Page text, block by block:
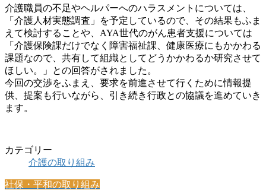
介護職員の不足やヘルパーへのハラスメントについては、
「介護人材実態調査」を予定しているので、その結果もふま
えて検討することや、AYA世代のがん患者支援については
「介護保険課だけでなく障害福祉課、健康医療にもかかわる
課題なので、共有して組織としてどうかかわるか研究させて
ほしい。」との回答がされました。
今回の交渉をふまえ、要求を前進させて行くために情報提
供、提案も行いながら、引き続き行政との協議を進めていき
ます。
カテゴリー
介護の取り組み
社保・平和の取り組み